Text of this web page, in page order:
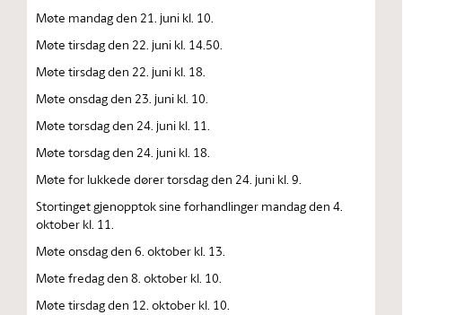
Møte mandag den 21. juni kl. 10.
Møte tirsdag den 22. juni kl. 14.50.
Møte tirsdag den 22. juni kl. 18.
Møte onsdag den 23. juni kl. 10.
Møte torsdag den 24. juni kl. 11.
Møte torsdag den 24. juni kl. 18.
Møte for lukkede dører torsdag den 24. juni kl. 9.
Stortinget gjenopptok sine forhandlinger mandag den 4.
oktober kl. 11.
Møte onsdag den 6. oktober kl. 13.
Møte fredag den 8. oktober kl. 10.
Møte tirsdag den 12. oktober kl. 10.